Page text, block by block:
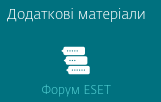
Додаткові матеріали
Форум ESET